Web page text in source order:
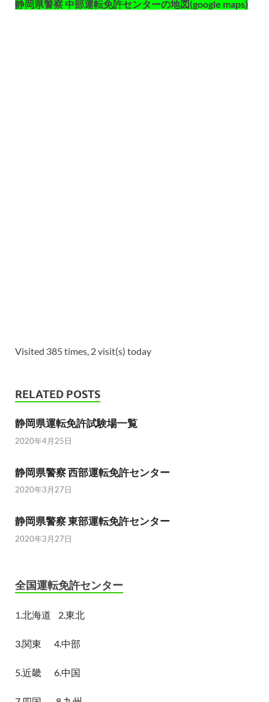
静岡県警察 中部運転免許センターの地図(google maps)
Visited 385 times, 2 visit(s) today
RELATED POSTS
静岡県運転免許試験場一覧
2020年4月25日
静岡県警察 西部運転免許センター
2020年3月27日
静岡県警察 東部運転免許センター
2020年3月27日
全国運転免許センター
1. 北海道 2.東北
3.関東 4.中部
5.近畿 6.中国